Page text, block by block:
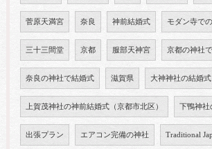
菅原天満宮 奈良 神前結婚式 モダン寺で
三十三間堂 京都 服部天神宮 京都の神社
奈良の神社で結婚式 滋賀県 大神神社の結婚式
上賀茂神社の神前結婚式（京都市北区） 下鴨神社
出張プラン エアコン完備の神社 Traditional